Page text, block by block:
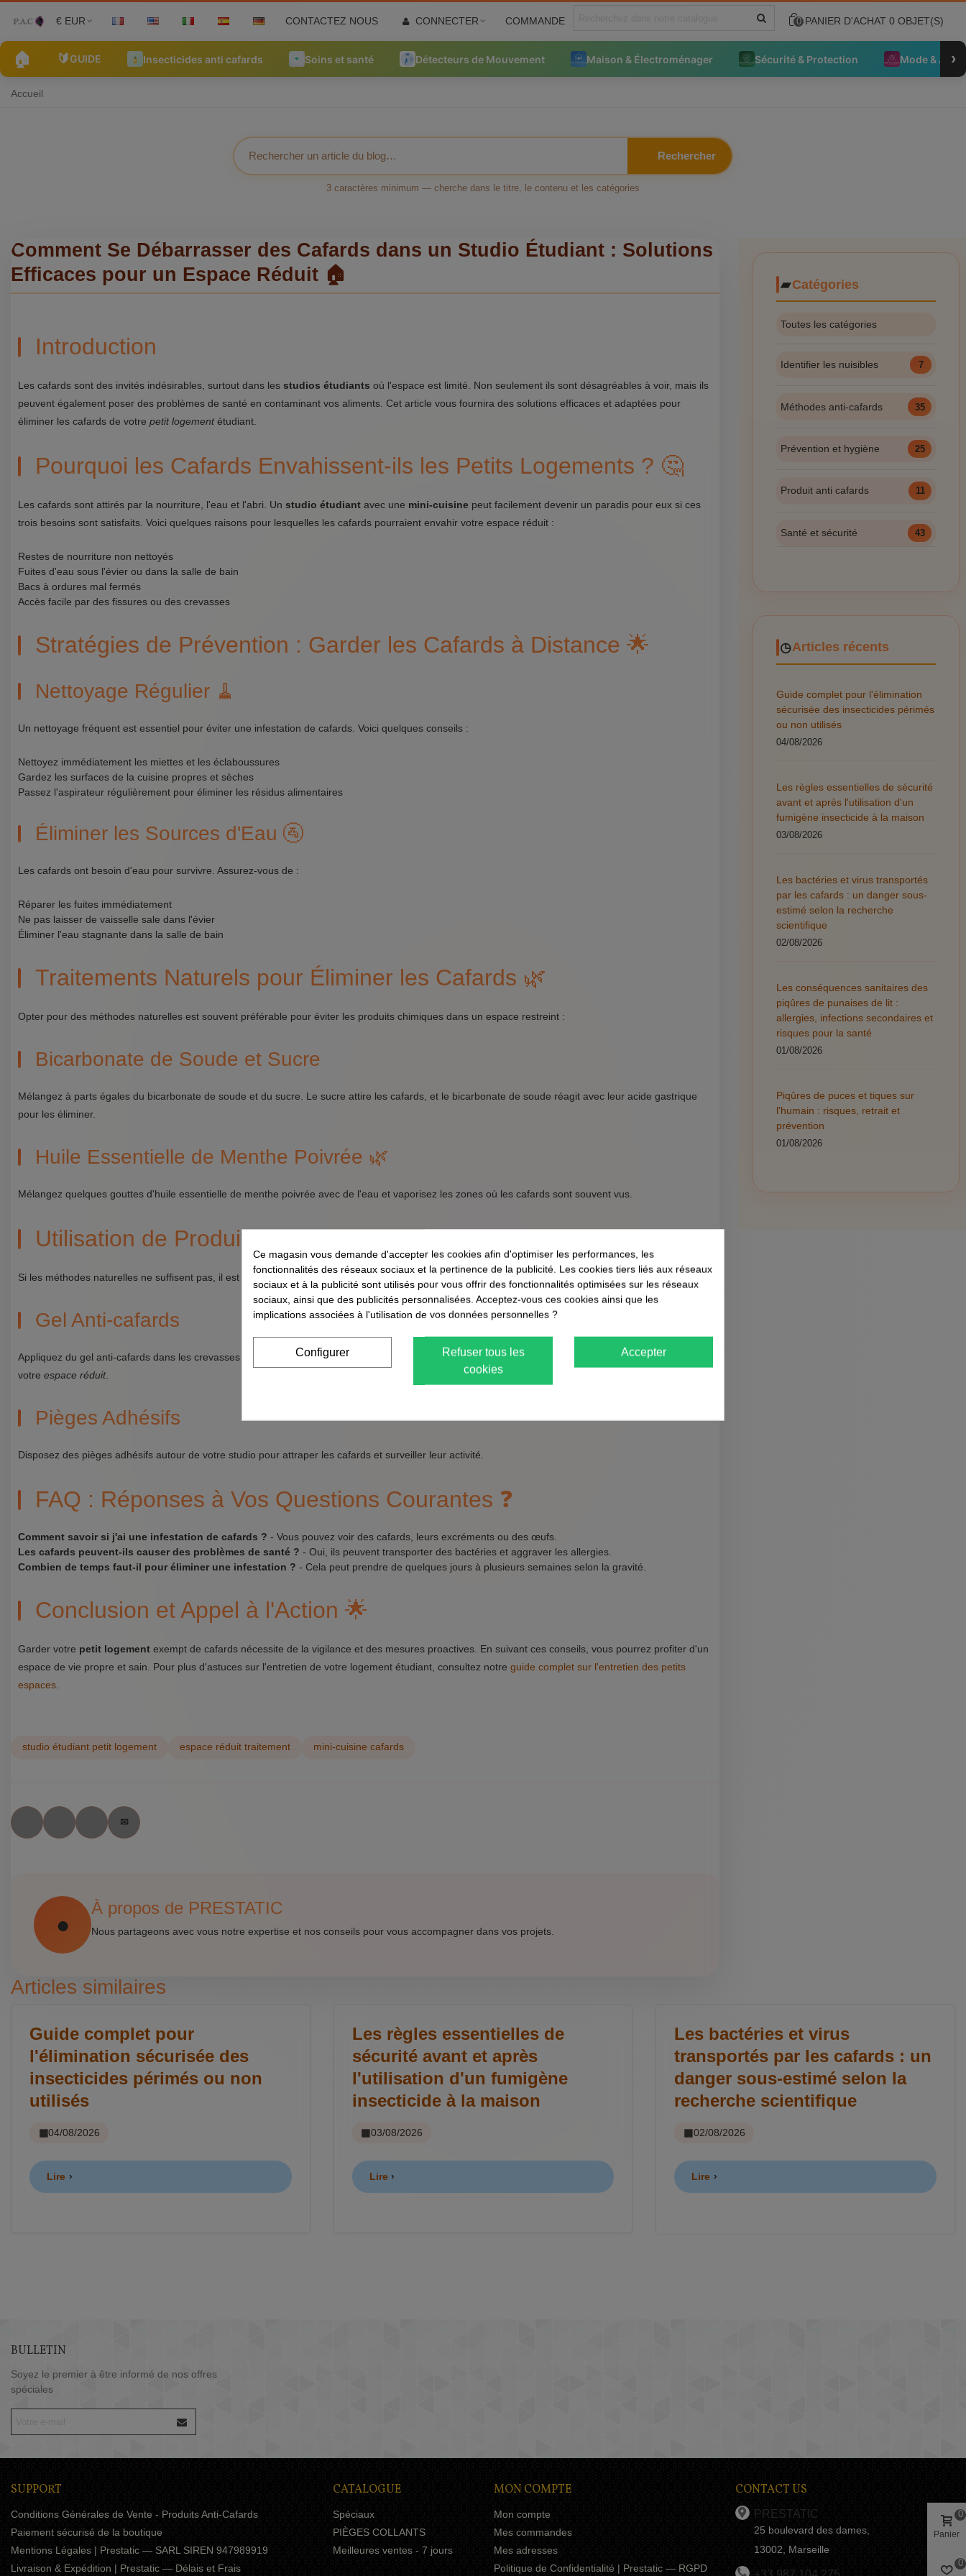
€ EUR CONTACTEZ NOUS CONNECTER COMMANDE 0 PANIER D'ACHAT 0 OBJET(S)
🏠 🔰GUIDE Insecticides anti cafards Soins et santé Détecteurs de Mouvement Maison & Électroménager Sécurité & Protection Mode & ›
Accueil
Rechercher
3 caractères minimum — cherche dans le titre, le contenu et les catégories
Comment Se Débarrasser des Cafards dans un Studio Étudiant : Solutions
Efficaces pour un Espace Réduit 🏠
Introduction
Les cafards sont des invités indésirables, surtout dans les studios étudiants où l'espace est limité. Non seulement ils sont désagréables à voir, mais ils
peuvent également poser des problèmes de santé en contaminant vos aliments. Cet article vous fournira des solutions efficaces et adaptées pour
éliminer les cafards de votre petit logementétudiant.
Pourquoi les Cafards Envahissent-ils les Petits Logements ? 🤔
Les cafards sont attirés par la nourriture, l'eau et l'abri. Un studio étudiant avec une mini-cuisine peut facilement devenir un paradis pour eux si ces
trois besoins sont satisfaits. Voici quelques raisons pour lesquelles les cafards pourraient envahir votre espace réduit :
Restes de nourriture non nettoyés
Fuites d'eau sous l'évier ou dans la salle de bain
Bacs à ordures mal fermés
Accès facile par des fissures ou des crevasses
Stratégies de Prévention : Garder les Cafards à Distance 🌟
Nettoyage Régulier 🧹
Un nettoyage fréquent est essentiel pour éviter une infestation de cafards. Voici quelques conseils :
Nettoyez immédiatement les miettes et les éclaboussures
Gardez les surfaces de la cuisine propres et sèches
Passez l'aspirateur régulièrement pour éliminer les résidus alimentaires
Éliminer les Sources d'Eau 🚰
Les cafards ont besoin d'eau pour survivre. Assurez-vous de :
Réparer les fuites immédiatement
Ne pas laisser de vaisselle sale dans l'évier
Éliminer l'eau stagnante dans la salle de bain
Traitements Naturels pour Éliminer les Cafards 🌿
Opter pour des méthodes naturelles est souvent préférable pour éviter les produits chimiques dans un espace restreint :
Bicarbonate de Soude et Sucre
Mélangez à parts égales du bicarbonate de soude et du sucre. Le sucre attire les cafards, et le bicarbonate de soude réagit avec leur acide gastrique
pour les éliminer.
Huile Essentielle de Menthe Poivrée 🌿
Mélangez quelques gouttes d'huile essentielle de menthe poivrée avec de l'eau et vaporisez les zones où les cafards sont souvent vus.
Utilisation de Produits Chimiques : Quand et Comment ? 🧪
Si les méthodes naturelles ne suffisent pas, il est parfois nécessaire d'utiliser des produits chimiques
Gel Anti-cafards
Appliquez du gel anti-cafards dans les crevasses et les caches. Ce produit est efficace et ciblé, réduisant l'exposition à des produits chimiques dans
votre espace réduit.
Pièges Adhésifs
Disposez des pièges adhésifs autour de votre studio pour attraper les cafards et surveiller leur activité.
FAQ : Réponses à Vos Questions Courantes ❓
Comment savoir si j'ai une infestation de cafards ? - Vous pouvez voir des cafards, leurs excréments ou des œufs.
Les cafards peuvent-ils causer des problèmes de santé ? - Oui, ils peuvent transporter des bactéries et aggraver les allergies.
Combien de temps faut-il pour éliminer une infestation ? - Cela peut prendre de quelques jours à plusieurs semaines selon la gravité.
Conclusion et Appel à l'Action 🌟
Garder votre petit logement exempt de cafards nécessite de la vigilance et des mesures proactives. En suivant ces conseils, vous pourrez profiter d'un
espace de vie propre et sain. Pour plus d'astuces sur l'entretien de votre logement étudiant, consultez notre guide complet sur l'entretien des petits
espaces
studio étudiant petit logement espace réduit traitement mini-cuisine cafards
À propos de PRESTATIC
Nous partageons avec vous notre expertise et nos conseils pour vous accompagner dans vos projets.
Catégories
Toutes les catégories
Identifier les nuisibles 7
Méthodes anti-cafards 35
Prévention et hygiène 25
Produit anti cafards 11
Santé et sécurité 43
Articles récents
Guide complet pour l'élimination
sécurisée des insecticides périmés
ou non utilisés
04/08/2026
Les règles essentielles de sécurité
avant et après l'utilisation d'un
fumigène insecticide à la maison
03/08/2026
Les bactéries et virus transportés
par les cafards : un danger sous-
estimé selon la recherche
scientifique
02/08/2026
Les conséquences sanitaires des
piqûres de punaises de lit :
allergies, infections secondaires et
risques pour la santé
01/08/2026
Piqûres de puces et tiques sur
l'humain : risques, retrait et
prévention
01/08/2026
Articles similaires
Guide complet pour
l'élimination sécurisée des
insecticides périmés ou non
utilisés
04/08/2026
Lire
Les règles essentielles de
sécurité avant et après
l'utilisation d'un fumigène
insecticide à la maison
03/08/2026
Lire
Les bactéries et virus
transportés par les cafards : un
danger sous-estimé selon la
recherche scientifique
02/08/2026
Lire
BULLETIN
Soyez le premier à être informé de nos offres
spéciales
SUPPORT
Conditions Générales de Vente - Produits Anti-Cafards
Paiement sécurisé de la boutique
Mentions Légales | Prestatic — SARL SIREN 947989919
Livraison & Expédition | Prestatic — Délais et Frais
CATALOGUE
Spéciaux
PIÈGES COLLANTS
Meilleures ventes - 7 jours
MON COMPTE
Mon compte
Mes commandes
Mes adresses
Politique de Confidentialité | Prestatic — RGPD
CONTACT US
PRESTATIC
25 boulevard des dames,
13002, Marseille
Panier
0
0
Ce magasin vous demande d'accepter les cookies afin d'optimiser les performances, les
fonctionnalités des réseaux sociaux et la pertinence de la publicité. Les cookies tiers liés aux réseaux
sociaux et à la publicité sont utilisés pour vous offrir des fonctionnalités optimisées sur les réseaux
sociaux, ainsi que des publicités personnalisées. Acceptez-vous ces cookies ainsi que les
implications associées à l'utilisation de vos données personnelles ?
Accepter
Refuser tous les
cookies
Configurer